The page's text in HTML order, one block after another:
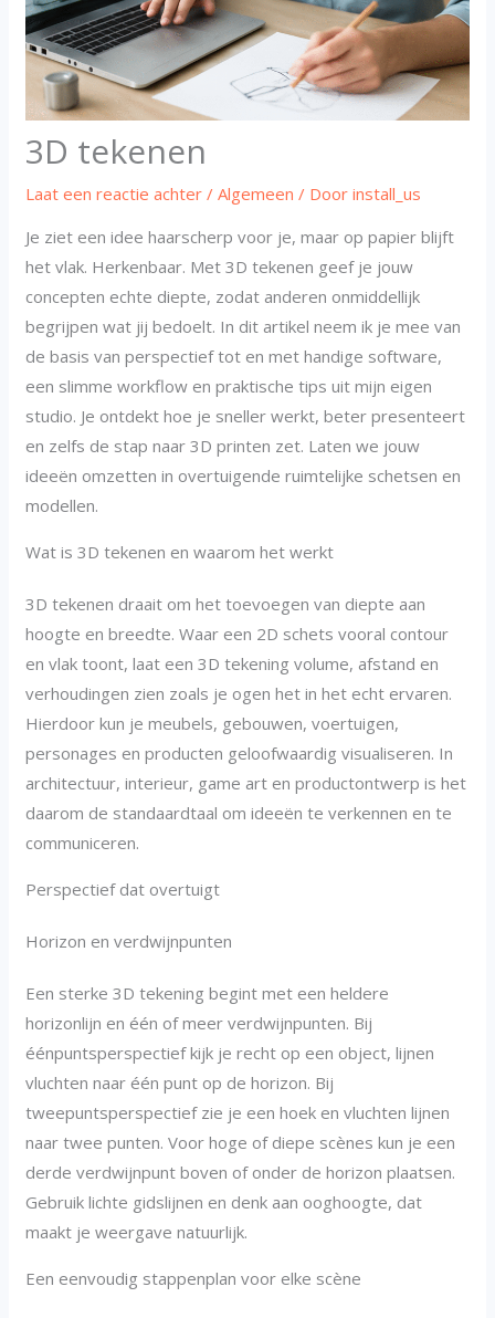
3D tekenen
Laat een reactie achter /Algemeen / Doorinstall_us
Je ziet een idee haarscherp voor je, maar op papier blijft
het vlak. Herkenbaar. Met 3D tekenen geef je jouw
concepten echte diepte, zodat anderen onmiddellijk
begrijpen wat jij bedoelt. In dit artikel neem ik je mee van
de basis van perspectief tot en met handige software,
een slimme workflow en praktische tips uit mijn eigen
studio. Je ontdekt hoe je sneller werkt, beter presenteert
en zelfs de stap naar 3D printen zet. Laten we jouw
ideeën omzetten in overtuigende ruimtelijke schetsen en
modellen.
Wat is 3D tekenen en waarom het werkt
3D tekenen draait om het toevoegen van diepte aan
hoogte en breedte. Waar een 2D schets vooral contour
en vlak toont, laat een 3D tekening volume, afstand en
verhoudingen zien zoals je ogen het in het echt ervaren.
Hierdoor kun je meubels, gebouwen, voertuigen,
personages en producten geloofwaardig visualiseren. In
architectuur, interieur, game art en productontwerp is het
daarom de standaardtaal om ideeën te verkennen en te
communiceren.
Perspectief dat overtuigt
Horizon en verdwijnpunten
Een sterke 3D tekening begint met een heldere
horizonlijn en één of meer verdwijnpunten. Bij
éénpuntsperspectief kijk je recht op een object, lijnen
vluchten naar één punt op de horizon. Bij
tweepuntsperspectief zie je een hoek en vluchten lijnen
naar twee punten. Voor hoge of diepe scènes kun je een
derde verdwijnpunt boven of onder de horizon plaatsen.
Gebruik lichte gidslijnen en denk aan ooghoogte, dat
maakt je weergave natuurlijk.
Een eenvoudig stappenplan voor elke scène